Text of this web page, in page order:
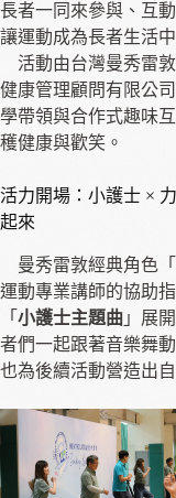
長者一同來參與、互
讓運動成為長者生活
活動由台灣曼秀雷
健康管理顧問有限公
學帶領與合作式趣味
穫健康與歡笑。
活力開場：小護士 ×
起來
曼秀雷敦經典角色「
運動專業講師的協助
「 小護士主題曲 」展
者們一起跟著音樂舞
也為後續活動營造出